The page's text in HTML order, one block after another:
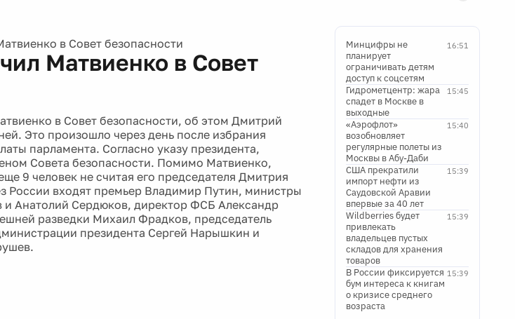
в Совет безопасности
Матвиенко в Совет
в Совет безопасности, об этом Дмитрий
Это произошло через день после избрания
парламента. Согласно указу президента,
Совета безопасности. Помимо Матвиенко,
9 человек не считая его председателя Дмитрия
России входят премьер Владимир Путин, министры
и Анатолий Сердюков, директор ФСБ Александр
разведки Михаил Фрадков, председатель
президента Сергей Нарышкин и
16:51
Минцифры не
планирует
ограничивать детям
доступ к соцсетям
15:45
Гидрометцентр: жара
спадет в Москве в
выходные
15:40
«Аэрофлот»
возобновляет
регулярные полеты из
Москвы в Абу-Даби
15:39
США прекратили
импорт нефти из
Саудовской Аравии
впервые за 40 лет
15:39
Wildberries будет
привлекать
владельцев пустых
складов для хранения
товаров
15:39
В России фиксируется
бум интереса к книгам
о кризисе среднего
возраста